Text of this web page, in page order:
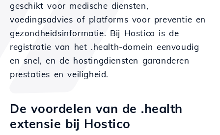
geschikt voor medische diensten,
voedingsadvies of platforms voor preventie en
gezondheidsinformatie. Bij Hostico is de
registratie van het .health-domein eenvoudig
en snel, en de hostingdiensten garanderen
prestaties en veiligheid.
De voordelen van de .health
extensie bij Hostico